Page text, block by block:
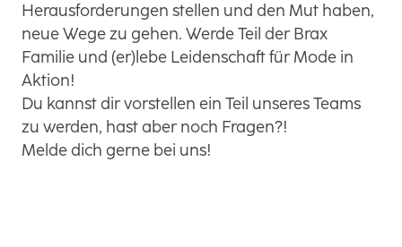
Herausforderungen stellen und den Mut haben,
neue Wege zu gehen. Werde Teil der Brax
Familie und (er)lebe Leidenschaft für Mode in
Aktion!
Du kannst dir vorstellen ein Teil unseres Teams
zu werden, hast aber noch Fragen?!
Melde dich gerne bei uns!